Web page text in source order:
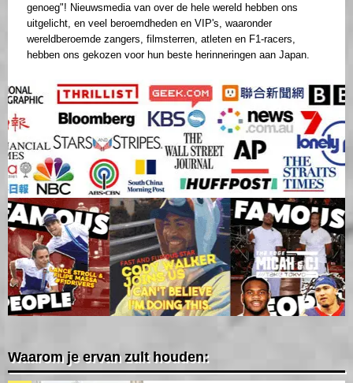
genoeg"! Nieuwsmedia van over de hele wereld hebben ons
uitgelicht, en veel beroemdheden en VIP's, waaronder
wereldberoemde zangers, filmsterren, atleten en F1-racers,
hebben ons gekozen voor hun beste herinneringen aan Japan.
Waarom je ervan zult houden: